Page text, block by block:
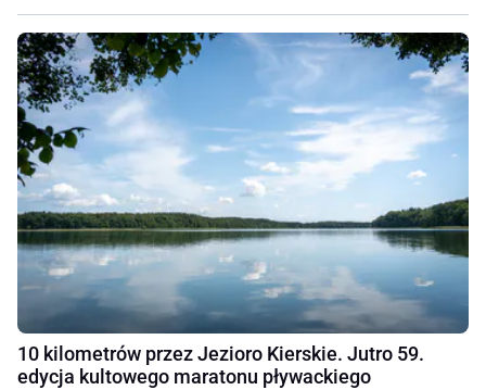
10 kilometrów przez Jezioro Kierskie. Jutro 59.
edycja kultowego maratonu pływackiego